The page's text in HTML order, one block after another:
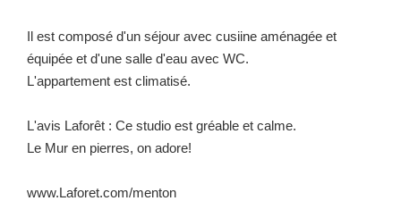
Il est composé d'un séjour avec cusiine aménagée et
équipée et d'une salle d'eau avec WC.
L'appartement est climatisé.
L'avis Laforêt : Ce studio est gréable et calme.
Le Mur en pierres, on adore!
www.Laforet.com/menton